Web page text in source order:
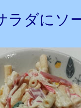
ラダにソ